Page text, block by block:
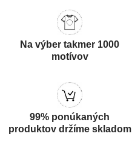
Na výber takmer 1000
motívov
99% ponúkaných
produktov držíme skladom